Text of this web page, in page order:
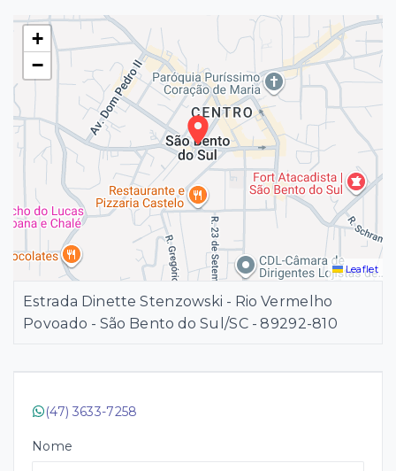
(47) 3633-7258
Nome
+
−
Leaflet
Estrada Dinette Stenzowski - Rio Vermelho
Povoado - São Bento do Sul/SC - 89292-810